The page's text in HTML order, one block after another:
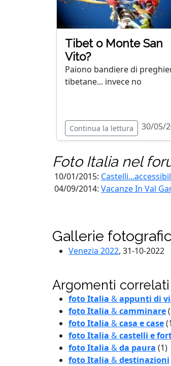
Tibet o Monte San
Vito?
Paiono bandiere di
tibetane... invece no
Continua la lettura 30/05/
Foto Italianel
10/01/2015:
04/09/2014: Vacanze In Val
Gallerie
Venezia 2022, 31-10-2022
Argomenti correlati
foto Italia &appunti di
foto Italia &camminare
foto Italia &casa e case
foto Italia &castelli e
foto Italia &da paura (1)
foto Italia &destinazioni